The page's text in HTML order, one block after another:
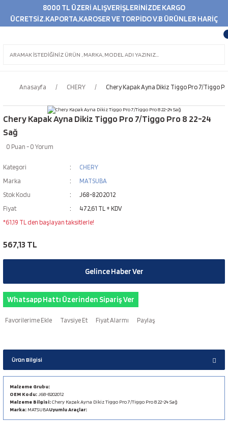
8000 TL ÜZERİ ALIŞVERİŞLERİNİZDE KARGO
ÜCRETSİZ.KAPORTA,KAROSER VE TORPİDO V.B ÜRÜNLER HARİÇ
Anasayfa CHERY Chery Kapak Ayna Dikiz Tiggo Pro 7/Tiggo
Chery Kapak Ayna Dikiz Tiggo Pro 7/Tiggo Pro 8 22-24
Sağ
0 Puan - 0 Yorum
Kategori
CHERY
Marka
MATSUBA
Stok Kodu
J68-8202012
Fiyat
472,61 TL + KDV
*61,19 TL den başlayan taksitlerle!
567,13 TL
Gelince Haber Ver
Whatsapp Hattı Üzerinden Sipariş Ver
Tavsiye Et Fiyat Alarmı Paylaş
Ürün Bilgisi
Malzeme Grubu:
OEM Kodu: J68-8202012
Malzeme Bilgisi:Chery Kapak Ayna Dikiz Tiggo Pro 7/Tiggo Pro 8 22-24 Sağ
Marka: MATSUBAUyumlu Araçlar: